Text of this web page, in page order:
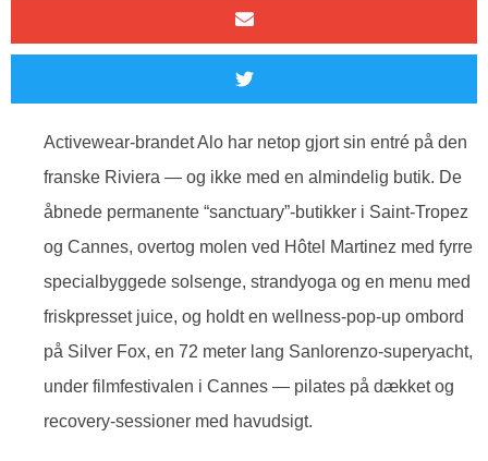
Activewear-brandet Alo har netop gjort sin entré på den
franske Riviera — og ikke med en almindelig butik. De
åbnede permanente “sanctuary”-butikker i Saint-Tropez
og Cannes, overtog molen ved Hôtel Martinez med fyrre
specialbyggede solsenge, strandyoga og en menu med
friskpresset juice, og holdt en wellness-pop-up ombord
på Silver Fox, en 72 meter lang Sanlorenzo-superyacht,
under filmfestivalen i Cannes — pilates på dækket og
recovery-sessioner med havudsigt.